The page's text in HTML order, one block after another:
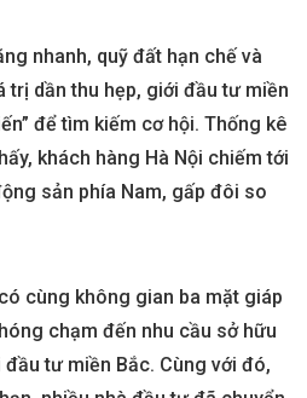
nhanh, quỹ đất hạn chế và
trị dần thu hẹp, giới đầu tư miền
để tìm kiếm cơ hội. Thống kê
khách hàng Hà Nội chiếm tới
sản phía Nam, gấp đôi so
cùng không gian ba mặt giáp
chạm đến nhu cầu sở hữu
tư miền Bắc. Cùng với đó,